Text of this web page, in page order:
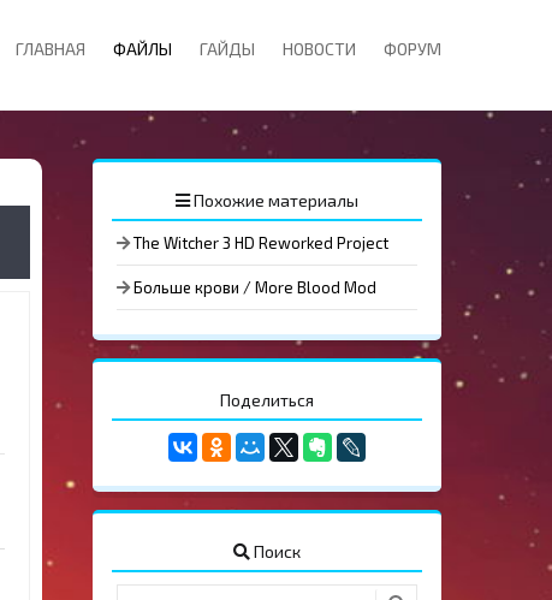
ГЛАВНАЯ ФАЙЛЫ ГАЙДЫ НОВОСТИ ФОРУМ
Похожие материалы
The Witcher 3 HD Reworked Project
Больше крови / More Blood Mod
Поделиться
Поиск